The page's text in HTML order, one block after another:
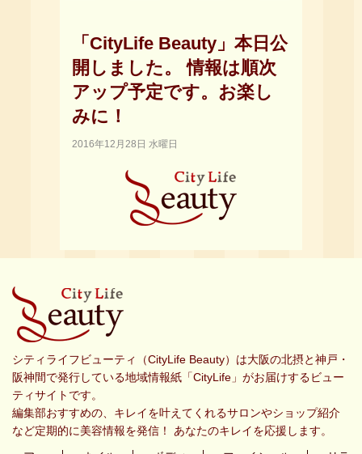
「CityLife Beauty」本日公
開しました。 情報は順次
アップ予定です。お楽し
みに！
2016年12月28日 水曜日
シティライフビューティ（CityLife Beauty）は大阪の北摂と神戸・
阪神間で発行している地域情報紙「CityLife」がお届けするビュー
ティサイトです。
編集部おすすめの、キレイを叶えてくれるサロンやショップ紹介
など定期的に美容情報を発信！ あなたのキレイを応援します。